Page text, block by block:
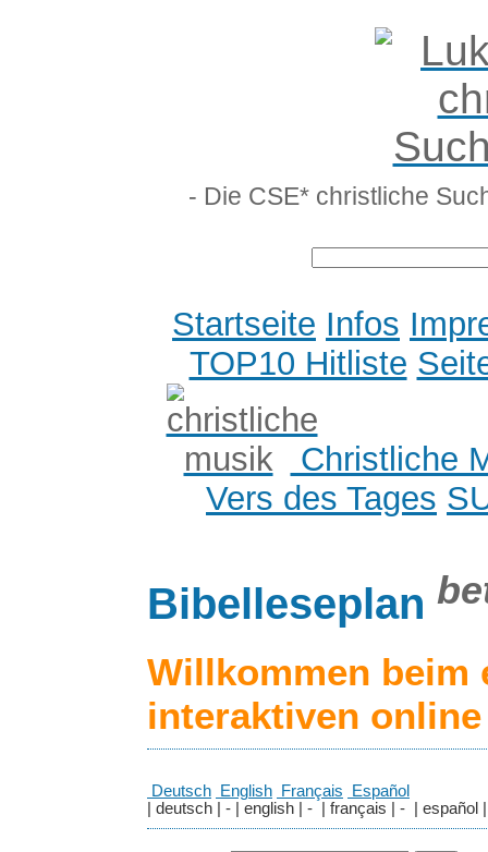
- Die CSE* christliche
Startseite Infos
TOP10 Hitliste
Christliche
Vers des Tages
Bibelleseplan
Willkommen beim
interaktiven
Deutsch English Français
Español
| deutsch | - | english | - | français | - | español |